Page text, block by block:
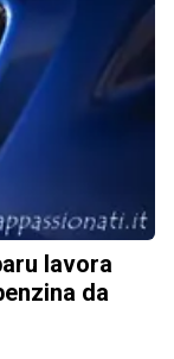
lavora
da